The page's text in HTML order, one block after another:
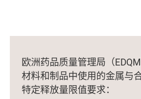
欧洲药品质量管理局（
材料和制品中使用的金属与
特定释放量限值要求：